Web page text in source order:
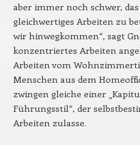
aber immer noch schwer,
gleichwertiges Arbeiten zu
wir hinwegkommen“, sagt
konzentriertes Arbeiten
Arbeiten vom
Menschen aus dem
zwingen gleiche einer
Führungsstil“, der
Arbeiten zulasse.